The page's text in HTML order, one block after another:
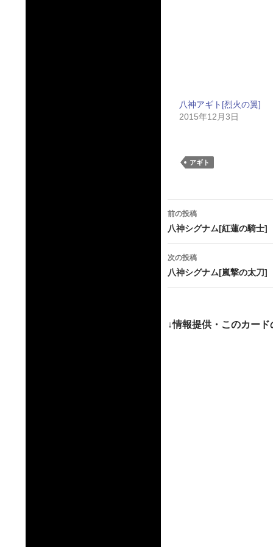
八神アギト[烈火の翼]
2015年12月3日
アギト
投
稿
ナ
ビ
ー
前の投稿
八神シグナム[紅蓮の騎士]
次の投稿
八神シグナム[嵐撃の太刀]
↓情報提供・このカー